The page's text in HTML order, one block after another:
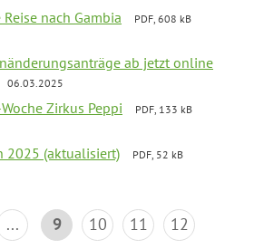
nach Gambia
PDF, 608 kB
ab jetzt online
06.03.2025
Zirkus Peppi
PDF, 133 kB
2025 (aktualisiert)
PDF, 52 kB
... 9 10 11
12